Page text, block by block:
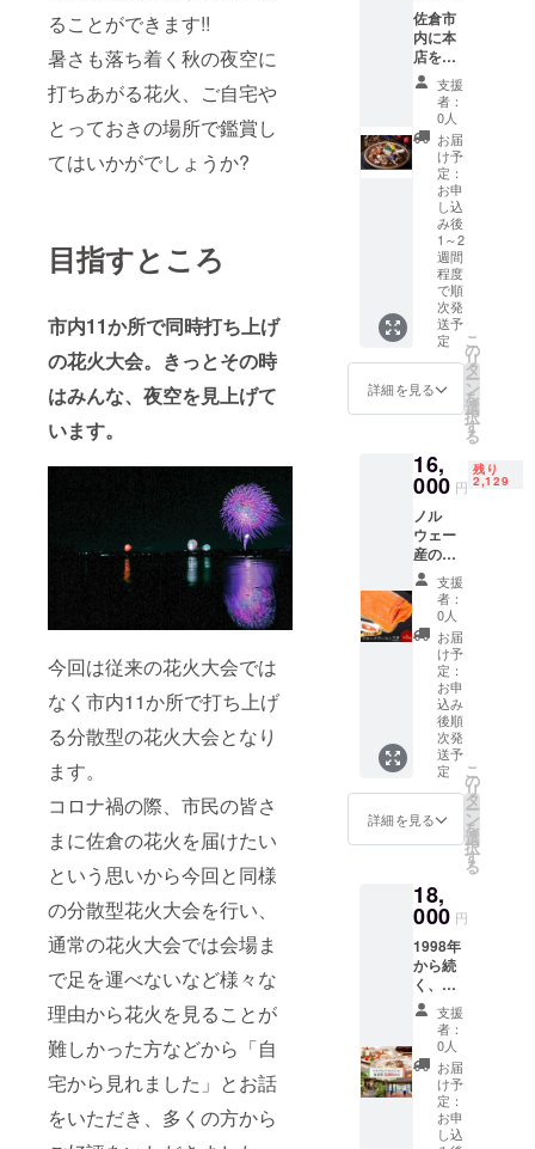
ることができます!!
暑さも落ち着く秋の夜空に
打ちあがる花火、ご自宅や
とっておきの場所で鑑賞し
てはいかがでしょうか?
目指すところ
市内11か所で同時打ち上げ
の花火大会。きっとその時
はみんな、夜空を見上げて
います。
今回は従来の花火大会では
なく市内11か所で打ち上げ
る分散型の花火大会となり
ます。
コロナ禍の際、市民の皆さ
まに佐倉の花火を届けたい
という思いから今回と同様
の分散型花火大会を行い、
通常の花火大会では会場ま
で足を運べないなど様々な
理由から花火を見ることが
難しかった方などから「自
宅から見れました」とお話
をいただき、多くの方から
ただけ
ると幸
いで
す。
〈長生
き椎茸
とは〉
・椎茸
は栄養
豊富で
体に良
いこと
から、
「食べ
て長生
き」 ・
採りた
てをお
届けす
るの
で、
・こだ
わり栽
せる
味・香
りで、
「心に
長生
き」 と
いう佐
倉きの
こ園の
椎茸の
特徴と
健康・
長寿の
願いを
込めて
名付け
まし
た。
けする
椎茸の
規格〉
カサが
開いて
いたり
大きさ
のバラ
つきは
ありま
すが、
肉感の
しっか
りした
肉(国
産)、野
菜(玉ね
ぎ(国
産)、生
姜)、パ
ン粉、
豚脂、
砂糖、
発酵調
味料、
粒状植
物性た
ん白、
醤油、
食塩、
オイス
ターエ
キス、
エキ
ス、胡
鶏スー
プ、皮
(小麦
粉、乳
化油
脂、食
塩、小
麦たん
白、大
豆粉、
でん粉)/
加工で
ん粉、
調味料
(アミノ
酸等)、
pH調整
剤、(一
部に小
麦・ご
ま・大
肉・豚
肉を含
む) ■注
意事項/
その他
※冷凍便
にて段
ボール
梱包で
出荷い
たしま
す。 ※
画像は
イメー
(ケル
シュ・
タイプ)
透明な
麦わら
色と軽
いフ
ルーツ
の香り
が特徴
のフ
ラッグ
シップ
ドイツ
のケル
ン市特
産のケ
シュ・
ビール
を再現
しまし
わら色
のスッ
キリと
したボ
ディに
フルー
ツの香
りが爽
やかな
ビール
です。
しっか
りと利
いた
ノーブ
ルホッ
プのア
ロマ
ロマの
割には
プの苦
味も特
徴で苦
いビー
ルが苦
手な方
にもお
勧めで
す。 ・
佐倉芳
醇麦酒
(カリ
フォル
佐倉市
内に本
店を構
える
「Olivet
o(オリ
ベー
ト)」
は、
2019年
11月
ローマ
教皇公
式昼食
会にて
料理の
プロ
デュー
スなら
びに 提
供を日
本で唯
イタリ
アンレ
ストラ
ンで
す。 実
際に昼
食会で
提供さ
れた
ティラ
ミス
を、
「法王
のティ
ラミ
ス」と
してみ
なさま
けしま
す。
へ提供
したこ
だわ
り】 オ
リベー
トの
ティラ
ミスは
厳選し
た北海
道産の
マスカ
ルポー
支援
者：
0人
お届
け予
定：
お申
し込
み後
1～2
週間
程度
で順
次発
送予
定
詳細を見る
こ
の
リ
タ
ー
ン
を
選
択
す
る
16,
000 円
残り
2,129
ノル
ウェー
産の脂
がのっ
たトラ
ウト
サーモ
ンの燻
製を、
ドーー
ンと半
身のま
まお届
け! 約40
センチ
モン
は、迫
力満点!!
大きさ
にカッ
トして
食べら
れる、
とって
も贅沢
な一品
です!
『振塩
製法』
で美味
しさを
支援
者：
0人
お届
け予
定：
お申
込み
後順
次発
送予
定
詳細を見る
こ
の
リ
タ
ー
ン
を
選
択
す
る
18,
000 円
1998年
から続
く、佐
倉市で
愛され
るイタ
リアン
レスト
ラン
「カス
テッ
支援
者：
0人
お届
け予
定：
お申
し込